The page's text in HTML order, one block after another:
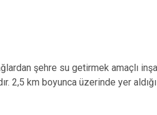
şehre su getirmek amaçlı
2,5 km boyunca üzerinde yer